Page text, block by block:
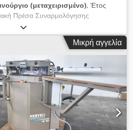
(μεταχειρισμένο), Έτος
Πρέσα Συναρμολόγησης
διαθέτει αυτόματο σύστημα
το πλάτος του προφίλ • εύκολα
με κλίμακα Djdpfx Aeyuziushiock
και συμπίεση • επενδυμένα
στη βάση και στους βραχίονες
θέσης για ειδικά προφίλ και εργαλεία
• βυθιζόμενο αμόνι,
κύλινδροι σύσφιξης • το βάρος των
εύκολα
Μικρή αγγελία